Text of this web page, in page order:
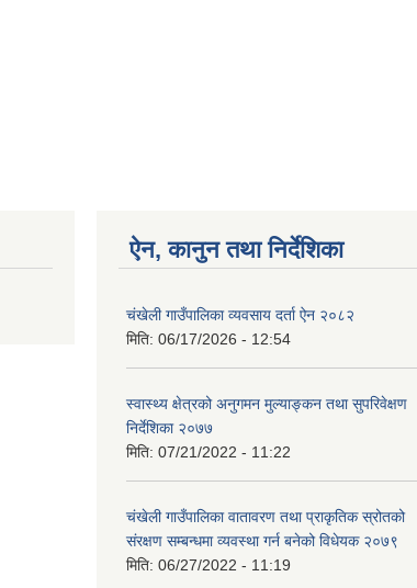
ऐन, कानुन तथा निर्देशिका
चंखेली गाउँपालिका व्यवसाय दर्ता ऐन २०८२
मिति: 06/17/2026 - 12:54
स्वास्थ्य क्षेत्रको अनुगमन मुल्याङ्कन तथा सुपरिवेक्षण
निर्देशिका २०७७
मिति: 07/21/2022 - 11:22
चंखेली गाउँपालिका वातावरण तथा प्राकृतिक स्रोतको
संरक्षण सम्बन्धमा व्यवस्था गर्न बनेको विधेयक २०७९
मिति: 06/27/2022 - 11:19